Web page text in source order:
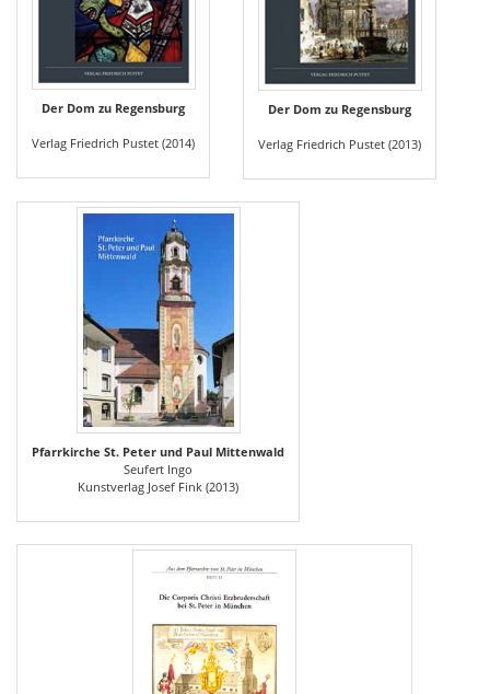
Der Dom zu Regensburg
Verlag Friedrich Pustet (2014)
Der Dom zu Regensburg
Verlag Friedrich Pustet (2013)
Pfarrkirche St. Peter und Paul Mittenwald
Seufert Ingo
Kunstverlag Josef Fink (2013)